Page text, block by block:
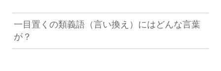
一目置くの類義語（言い換え）にはどんな言葉
が？